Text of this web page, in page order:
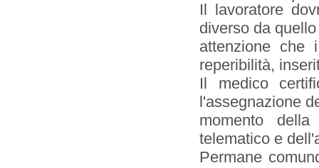
Il lavoratore
diverso da
attenzione
reperibilità,
Il medico
l'assegnazione
momento
telematico e
Permane